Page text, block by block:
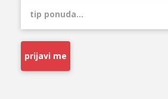
prijavi me